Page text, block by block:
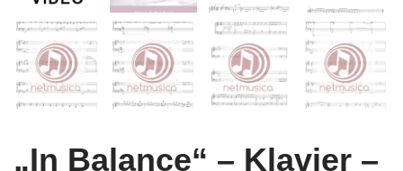
„In Balance“ – Klavier –